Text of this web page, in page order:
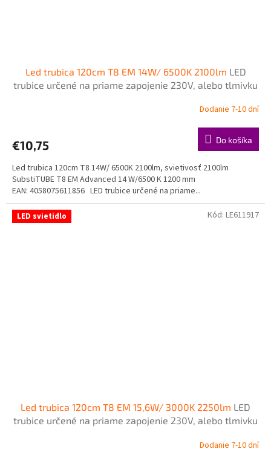
Led trubica 120cm T8 EM 14W/ 6500K 2100lm LED
trubice určené na priame zapojenie 230V, alebo tlmivku
Dodanie 7-10 dní
€10,75 Do košíka
Led trubica 120cm T8 14W/ 6500K 2100lm, svietivosť 2100lm
SubstiTUBE T8 EM Advanced 14 W/6500 K 1200 mm
EAN: 4058075611856 LED trubice určené na priame...
LED svietidlo
Led trubica 120cm T8 EM 15,6W/ 3000K 2250lm LED
trubice určené na priame zapojenie 230V, alebo tlmivku
Dodanie 7-10 dní
Kód: LE611917